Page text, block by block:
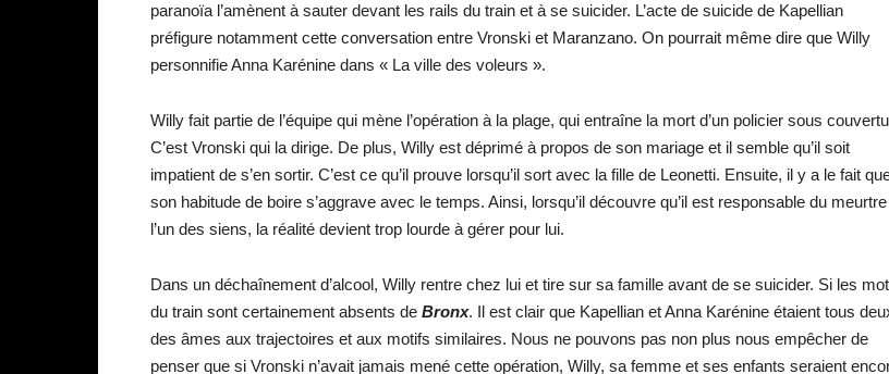
paranoïa l’amènent à sauter devant les rails du train et à se suicider. L’acte de suicide de Kapellian
préfigure notamment cette conversation entre Vronski et Maranzano. On pourrait même dire que Willy
personnifie Anna Karénine dans « La ville des voleurs ».
Willy fait partie de l’équipe qui mène l’opération à la plage, qui entraîne la mort d’un policier sous
C’est Vronski qui la dirige. De plus, Willy est déprimé à propos de son mariage et il semble qu’il soit
impatient de s’en sortir. C’est ce qu’il prouve lorsqu’il sort avec la fille de Leonetti. Ensuite, il y a le fait
son habitude de boire s’aggrave avec le temps. Ainsi, lorsqu’il découvre qu’il est responsable du
l’un des siens, la réalité devient trop lourde à gérer pour lui.
Dans un déchaînement d’alcool, Willy rentre chez lui et tire sur sa famille avant de se suicider. Si les
du train sont certainement absents de Bronx. Il est clair que Kapellian et Anna Karénine étaient tous
des âmes aux trajectoires et aux motifs similaires. Nous ne pouvons pas non plus nous empêcher de
penser que si Vronski n’avait jamais mené cette opération, Willy, sa femme et ses enfants seraient